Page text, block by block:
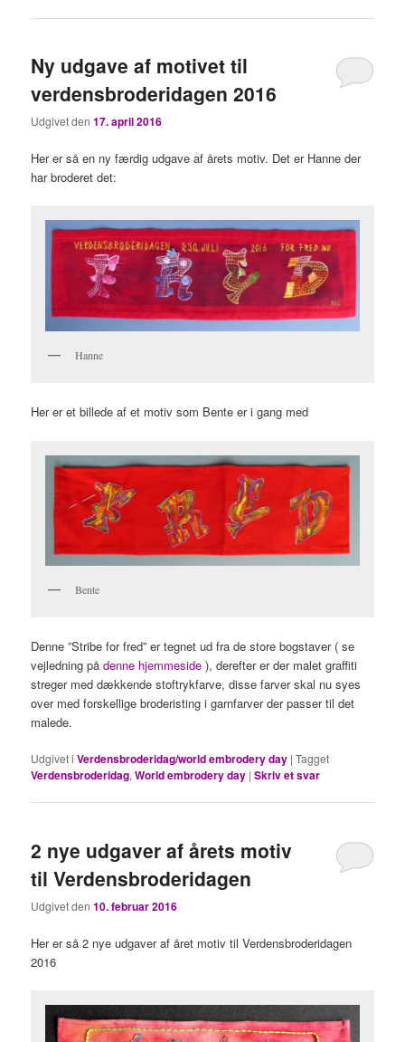
Ny udgave af motivet til
verdensbroderidagen 2016
Udgivet den17. april 2016
Her er så en ny færdig udgave af årets motiv. Det er Hanne der
har broderet det:
Hanne
Her er et billede af et motiv som Bente er i gang med
Bente
Denne ”Stribe for fred” er tegnet ud fra de store bogstaver ( se
vejledning pådenne hjemmeside ), derefter er der malet graffiti
streger med dækkende stoftrykfarve, disse farver skal nu syes
over med forskellige broderisting i garnfarver der passer til det
malede.
Udgivet i Verdensbroderidag/world embrodery day |Tagget
Verdensbroderidag,World embrodery day |Skriv et svar
2 nye udgaver af årets motiv
til Verdensbroderidagen
Udgivet den10. februar 2016
Her er så 2 nye udgaver af året motiv til Verdensbroderidagen
2016